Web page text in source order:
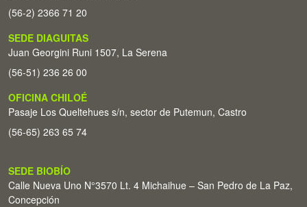
(56-2) 2366 71 20
SEDE DIAGUITAS
Juan Georgini Runi 1507, La Serena
(56-51) 236 26 00
OFICINA CHILOÉ
Pasaje Los Queltehues s/n, sector de Putemun, Castro
(56-65) 263 65 74
SEDE BIOBÍO
Calle Nueva Uno N°3570 Lt. 4 Michaihue – San Pedro de La Paz,
Concepción